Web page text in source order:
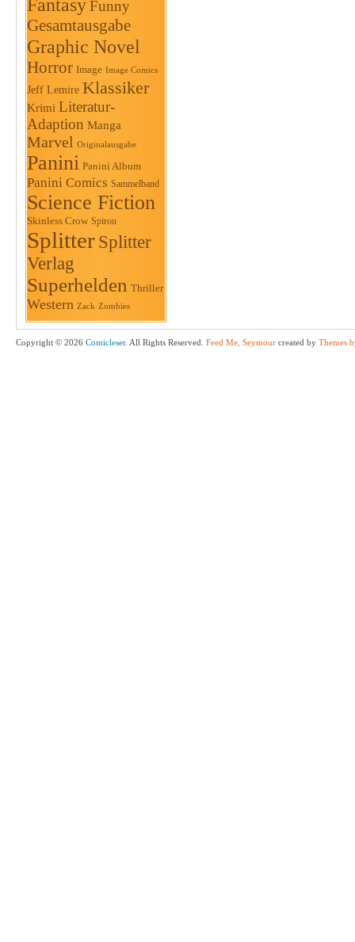
FantasyFunny
Gesamtausgabe
Graphic Novel
Horror Image Image Comics
Jeff Lemire Klassiker
Krimi Literatur-
Adaption Manga
Marvel Originalausgabe
Panini Panini Album
Panini Comics Sammelband
Science Fiction
Skinless Crow Spirou
Splitter Splitter
Verlag
Superhelden Thriller
Western Zack Zombies
Copyright © 2026 Comicleser. All Rights Reserved. Feed Me, Seymour created by Themes